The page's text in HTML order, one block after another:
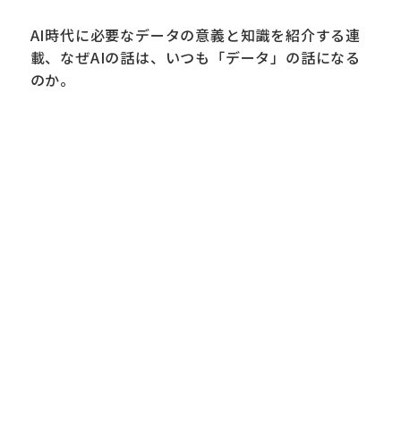
AI時代に必要なデータの意義と知識を紹介する連
載、なぜAIの話は、いつも「データ」の話になる
のか。